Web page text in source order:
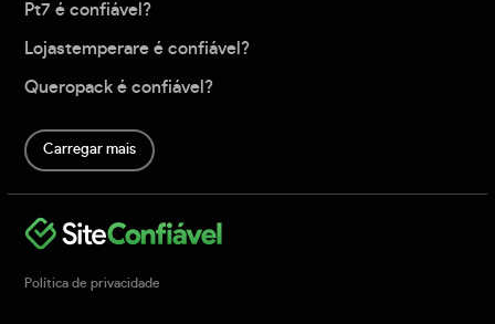
Pt7 é confiável?
Lojastemperare é confiável?
Queropack é confiável?
Carregar mais
Política de privacidade